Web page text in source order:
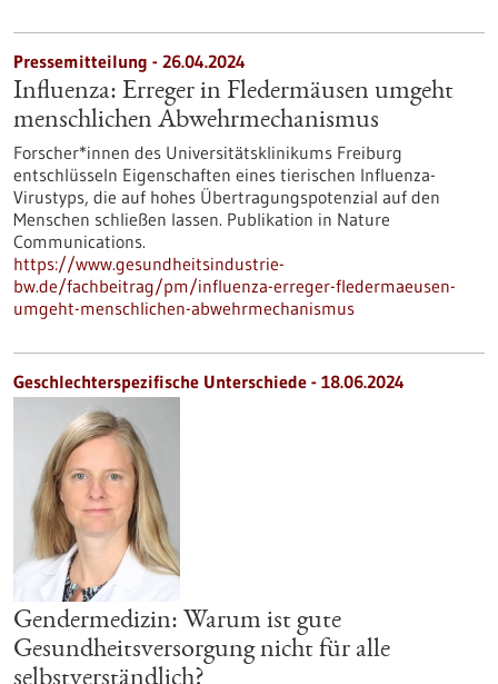
Pressemitteilung - 26.04.2024
Influenza: Erreger in Fledermäusen umgeht
menschlichen Abwehrmechanismus
Forscher*innen des Universitätsklinikums Freiburg
entschlüsseln Eigenschaften eines tierischen Influenza-
Virustyps, die auf hohes Übertragungspotenzial auf den
Menschen schließen lassen. Publikation in Nature
Communications.
https://www.gesundheitsindustrie-
bw.de/fachbeitrag/pm/influenza-erreger-fledermaeusen-
umgeht-menschlichen-abwehrmechanismus
Geschlechterspezifische Unterschiede - 18.06.2024
Gendermedizin: Warum ist gute
Gesundheitsversorgung nicht für alle